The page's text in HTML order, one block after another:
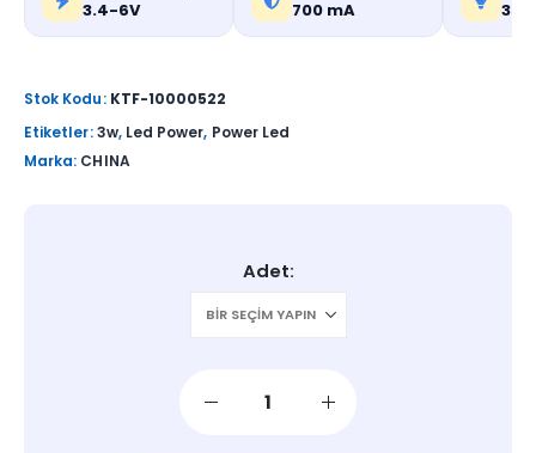
3.4-6V 700 mA 3
Stok Kodu: KTF-10000522
Etiketler:3w, Led Power, Power Led
Marka: CHINA
Adet